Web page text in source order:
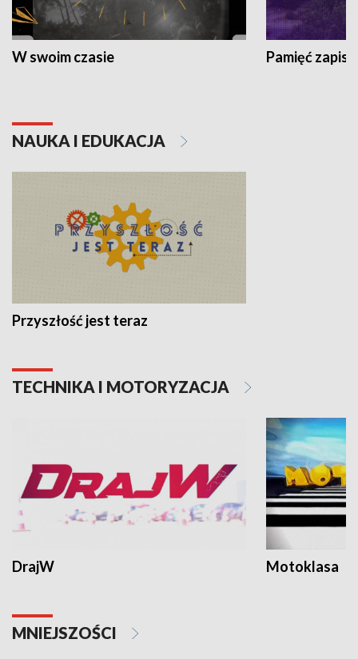
W swoim czasie Pamięć
NAUKA I EDUKACJA
Przyszłość jest teraz
TECHNIKA I MOTORYZACJA
DrajW Motoklasa
MNIEJSZOŚCI